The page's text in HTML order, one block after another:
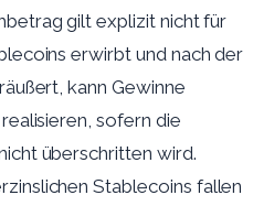
gilt explizit nicht für
erwirbt und nach der
kann Gewinne
sofern die
überschritten wird.
Stablecoins fallen